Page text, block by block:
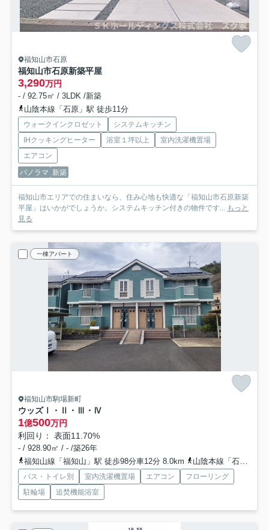
福知山市石原
福知山市石原新築平屋
3,290万円
- / 92.75㎡ / 3LDK /新築
山陰本線「石原」駅 徒歩11分
ウォークインクロゼット
システムキッチン
IHクッキングヒーター
浴室１坪以上
室内洗濯機置場
エアコン
パノラマ 新築
福知山市エリアでの住まいなら、住み心地も快適な「福知山市石原新築
平屋」はいかがでしょうか。システムキッチン付きの物件です... もっと
見る
一棟アパート
福知山市駒場新町
ウッズⅠ・Ⅱ・Ⅲ・Ⅳ
1億500万円
利回り： 表面11.70%
- / 928.90㎡ / - /築26年
福知山線「福知山」駅 徒歩98分車12分 8.0km
山陰本線「石原」駅 徒歩50分
バス・トイレ別 室内洗濯機置場 エアコン
フローリング
駐輪場
追焚機能浴室